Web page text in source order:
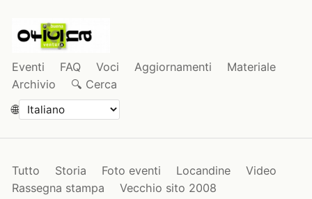
Eventi FAQ Voci Aggiornamenti
Materiale
Archivio
🔍 Cerca
🌐
Tutto Storia Foto eventi Locandine
Video
Rassegna stampa
Vecchio sito 2008